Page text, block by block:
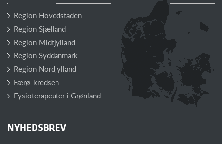
Region Hovedstaden
Region Sjælland
Region Midtjylland
Region Syddanmark
Region Nordjylland
Færø-kredsen
Fysioterapeuter i Grønland
NYHEDSBREV